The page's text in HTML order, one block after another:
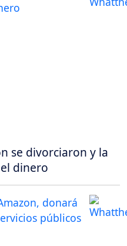
se divorciaron y la
dinero